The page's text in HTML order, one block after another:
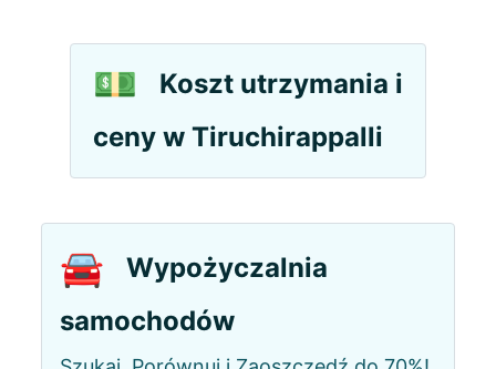
💵
Koszt utrzymania i
ceny w Tiruchirappalli
🚘
Wypożyczalnia
samochodów